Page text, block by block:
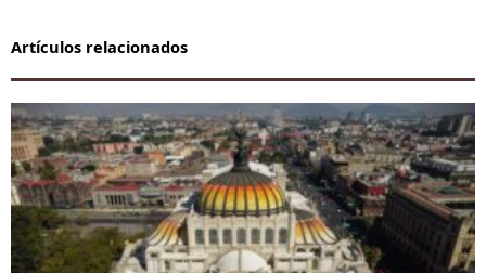
Artículos relacionados